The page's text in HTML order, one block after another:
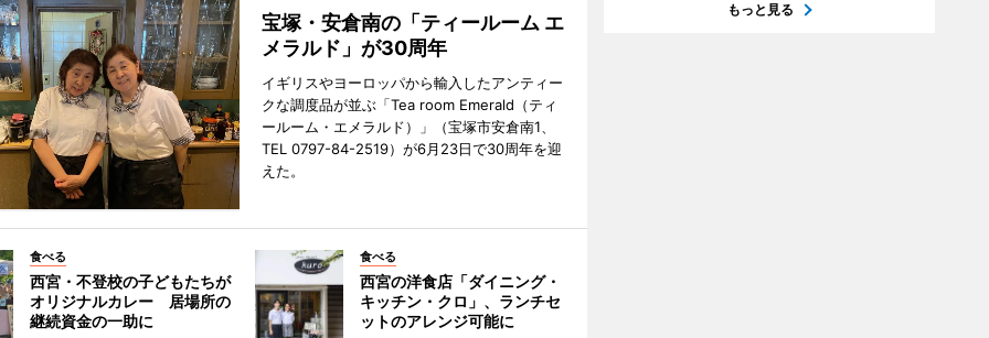
宝塚・安倉南の「ティールーム エ
メラルド」が30周年
イギリスやヨーロッパから輸入したアンティー
クな調度品が並ぶ「Tea room Emerald（ティ
ールーム・エメラルド）」（宝塚市安倉南1、
TEL 0797-84-2519）が6月23日で30周年を迎
えた。
食べる
西宮・不登校の子どもたちが
オリジナルカレー 居場所の
継続資金の一助に
食べる
西宮の洋食店「ダイニング・
キッチン・クロ」、ランチセ
ットのアレンジ可能に
もっと見る